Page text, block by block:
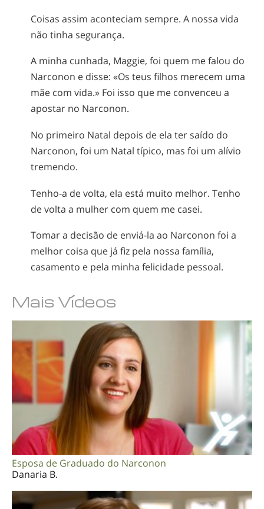
Coisas assim aconteciam sempre. A nossa vida
não tinha segurança.
A minha cunhada, Maggie, foi quem me falou do
Narconon e disse: «Os teus filhos merecem uma
mãe com vida.» Foi isso que me convenceu a
apostar no Narconon.
No primeiro Natal depois de ela ter saído do
Narconon, foi um Natal típico, mas foi um alívio
tremendo.
Tenho-a de volta, ela está muito melhor. Tenho
de volta a mulher com quem me casei.
Tomar a decisão de enviá-la ao Narconon foi a
melhor coisa que já fiz pela nossa família,
casamento e pela minha felicidade pessoal.
Mais Vídeos
Esposa de Graduado do Narconon
Danaria B.